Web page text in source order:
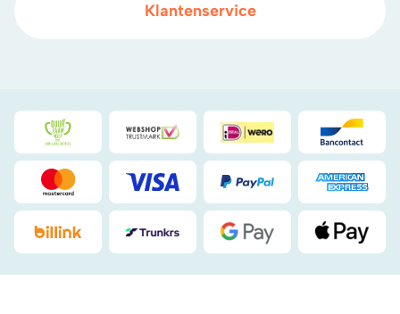
Klantenservice
Duurzaamheidsprijs duin- & bollenstreek
WebwinkelKeuriDeal
Mastercard Visa PayPal
Billink DHL Google Pay Apple